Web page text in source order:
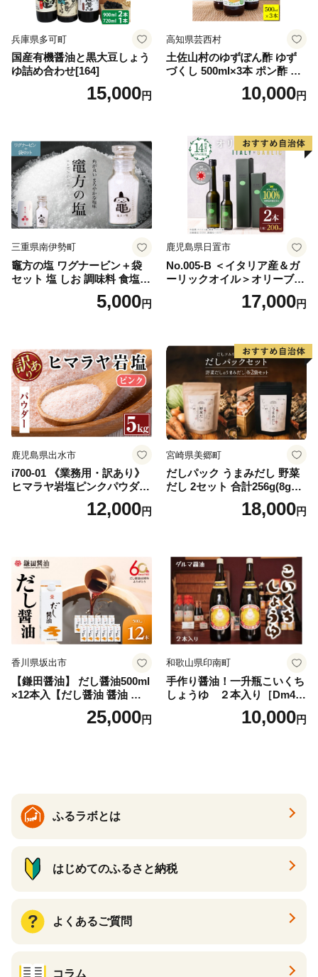
兵庫県多可町
国産有機醤油と黒大豆しょう
ゆ詰め合わせ[164]
15,000円
高知県芸西村
土佐山村のゆずぽん酢 ゆず
づくし 500ml×3本 ポン酢 ポ
ンズ ゆず 柚子 調味料 さっぱ
り 美味しい おいしい 鍋 しゃ
10,000円
三重県南伊勢町
竈方の塩 ワグナービン＋袋
セット 塩 しお 調味料 食塩
天然 ミネラル 調味料 ソルト
salt 料理 味付 おにぎり 三重
5,000円
鹿児島県日置市
No.005-B ＜イタリア産＆ガ
ーリックオイル＞オリーブオ
イルセット(200ml×2本) 日置
市 特産品 調味料 油 エキスト
ブ】
17,000円
鹿児島県出水市
i700-01 《業務用・訳あり》
ヒマラヤ岩塩ピンクパウダー
タイプ(5kg) 岩塩 塩 調味料
しお 保存料不使用 天然 パウ
ティースマイル】
12,000円
宮崎県美郷町
だしパック うまみだし 野菜
だし 2セット 合計256g(8g×8
パック×2種×2セット) [岡田商
店 宮崎県 美郷町 31ac0069]
18,000円
香川県坂出市
【鎌田醤油】 だし醤油500ml
×12本入【だし醤油 醤油 人気
おすすめ 人気だし醤油 出汁
25,000円
和歌山県印南町
手作り醤油！一升瓶こいくち
しょうゆ ２本入り［Dm4］
｜手作り 醤油 和歌山県 印南
町 一升瓶 こいくちしょうゆ
10,000円
ふるラボとは
はじめてのふるさと納税
よくあるご質問
コラム